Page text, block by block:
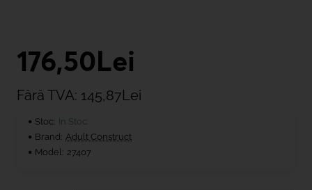
176,50Lei
Fără TVA: 145,87Lei
Stoc: In Stoc
Brand: Adult Construct
Model: 27407